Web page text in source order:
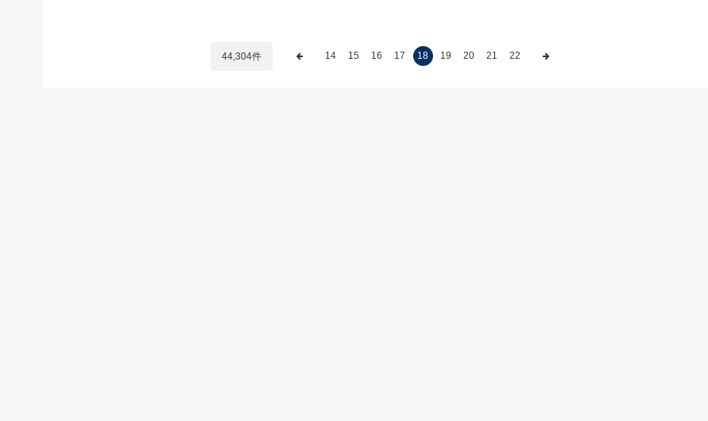
44,304件 14 15 16 17 18 19 20 21 22